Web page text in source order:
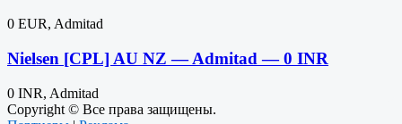
0 EUR, Admitad
Nielsen [CPL] AU NZ — Admitad — 0 INR
0 INR, Admitad
Copyright © Все права защищены.